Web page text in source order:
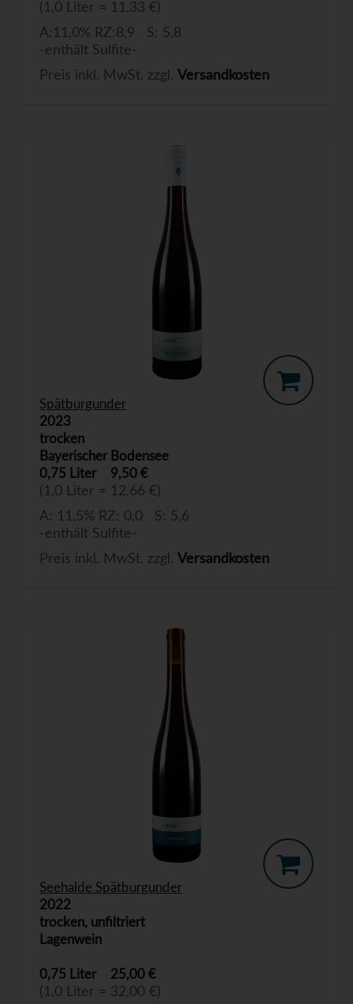
(1,0 Liter = 11,33 €)
A:11,0% RZ:8,9 S: 5,8
-enthält Sulfite-
Preis inkl. MwSt. zzgl. Versandkosten
Spätburgunder
2023
trocken
Bayerischer Bodensee
0,75 Liter
9,50 €
(1,0 Liter = 12,66 €)
A: 11,5% RZ: 0,0 S: 5,6
-enthält Sulfite-
Preis inkl. MwSt. zzgl. Versandkosten
Seehalde Spätburgunder
2022
trocken, unfiltriert
Lagenwein
0,75 Liter 25,00 €
(1,0 Liter = 32,00 €)